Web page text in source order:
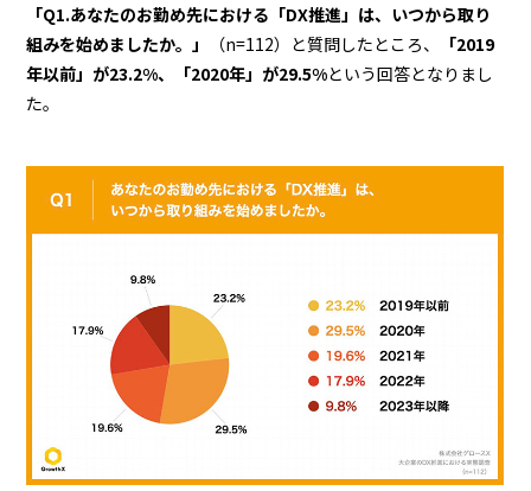
「Q1.あなたのお勤め先における「DX推進」は、いつから取り
組みを始めましたか。」
（n=112）と質問したところ、
「2019
年以前」が23.2%、「2020年」が29.5%という回答となりまし
た。